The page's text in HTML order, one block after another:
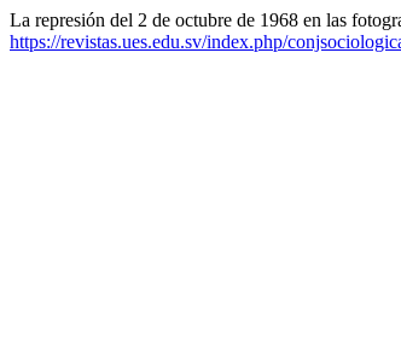
La represión del 2 de octubre de 1968 en las
https://revistas.ues.edu.sv/index.php/